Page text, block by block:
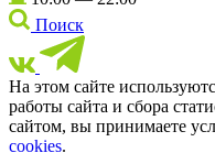
Поиск
На этом сайте
работы сайта и сбора
сайтом, вы принимаете
cookies.